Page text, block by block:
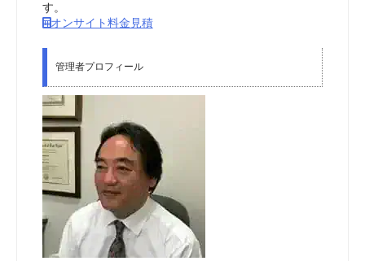
す。
オンサイト料金見積
管理者プロフィール